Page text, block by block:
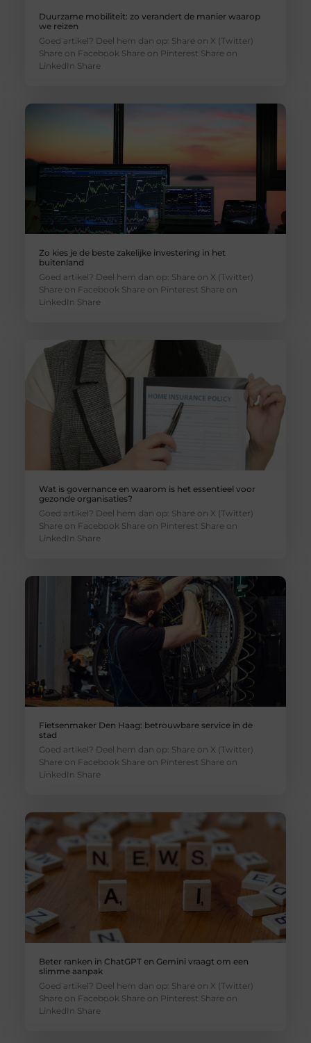
Duurzame mobiliteit: zo verandert de manier waarop
we reizen
Goed artikel? Deel hem dan op: Share on X (Twitter)
Share on Facebook Share on Pinterest Share on
LinkedIn Share
Zo kies je de beste zakelijke investering in het
buitenland
Goed artikel? Deel hem dan op: Share on X (Twitter)
Share on Facebook Share on Pinterest Share on
LinkedIn Share
Wat is governance en waarom is het essentieel voor
gezonde organisaties?
Goed artikel? Deel hem dan op: Share on X (Twitter)
Share on Facebook Share on Pinterest Share on
LinkedIn Share
Fietsenmaker Den Haag: betrouwbare service in de
stad
Goed artikel? Deel hem dan op: Share on X (Twitter)
Share on Facebook Share on Pinterest Share on
LinkedIn Share
Beter ranken in ChatGPT en Gemini vraagt om een
slimme aanpak
Goed artikel? Deel hem dan op: Share on X (Twitter)
Share on Facebook Share on Pinterest Share on
LinkedIn Share